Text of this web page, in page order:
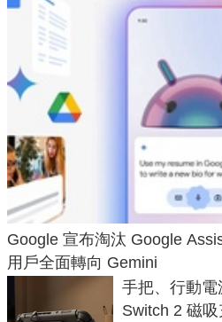
Google 宣布淘汰 Google
用戶全面轉向 Gemini
手把、行動
Switch 2 磁